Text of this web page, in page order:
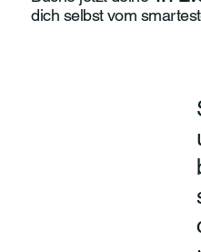
dich selbst vom